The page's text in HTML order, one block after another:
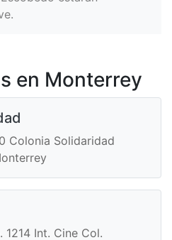
en Monterrey
Colonia Solidaridad
1214 Int. Cine Col.